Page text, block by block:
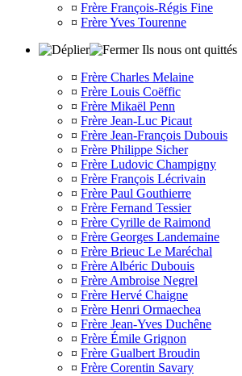
¤ Frère François-Régis Fine
¤ Frère Yves Tourenne
Ils nous ont quittés
¤ Frère Charles Melaine
¤ Frère Louis Coëffic
¤ Frère Mikaël Penn
¤ Frère Jean-Luc Picaut
¤ Frère Jean-François Dubouis
¤ Frère Philippe Sicher
¤ Frère Ludovic Champigny
¤ Frère François Lécrivain
¤ Frère Paul Gouthierre
¤ Frère Fernand Tessier
¤ Frère Cyrille de Raimond
¤ Frère Georges Landemaine
¤ Frère Brieuc Le Maréchal
¤ Frère Albéric Dubouis
¤ Frère Ambroise Negrel
¤ Frère Hervé Chaigne
¤ Frère Henri Ormaechea
¤ Frère Jean-Yves Duchêne
¤ Frère Émile Grignon
¤ Frère Gualbert Broudin
¤ Frère Corentin Savary